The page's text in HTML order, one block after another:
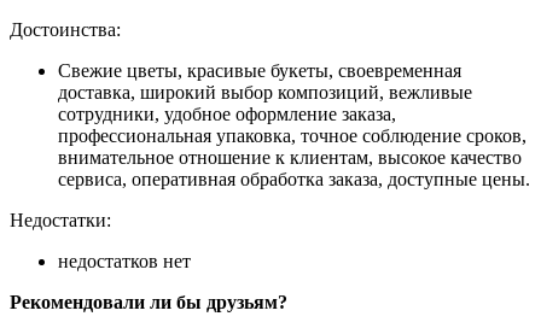
Достоинства:
Свежие цветы, красивые букеты, своевременная
доставка, широкий выбор композиций, вежливые
сотрудники, удобное оформление заказа,
профессиональная упаковка, точное соблюдение сроков,
внимательное отношение к клиентам, высокое качество
сервиса, оперативная обработка заказа, доступные цены.
Недостатки:
недостатков нет
Рекомендовали ли бы друзьям?